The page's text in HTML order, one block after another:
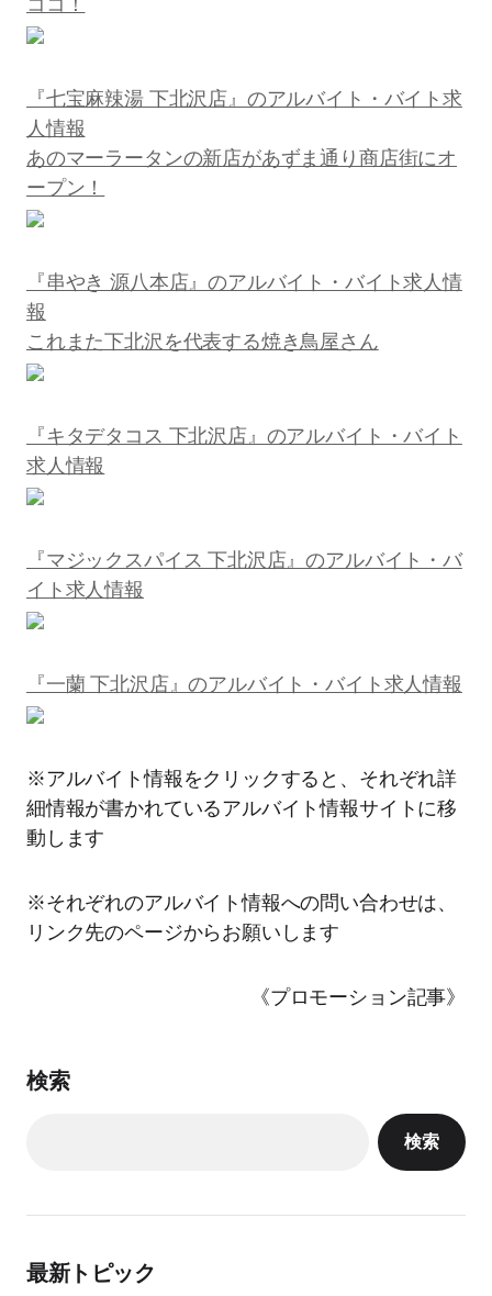
ココ！
『七宝麻辣湯 下北沢店』のアルバイト・バイト求
人情報
あのマーラータンの新店があずま通り商店街にオ
ープン！
『串やき 源八本店』のアルバイト・バイト求人情
報
これまた下北沢を代表する焼き鳥屋さん
『キタデタコス 下北沢店』のアルバイト・バイト
求人情報
『マジックスパイス 下北沢店』のアルバイト・バ
イト求人情報
『一蘭 下北沢店』のアルバイト・バイト求人情報
※アルバイト情報をクリックすると、それぞれ詳
細情報が書かれているアルバイト情報サイトに移
動します
※それぞれのアルバイト情報への問い合わせは、
リンク先のページからお願いします
《プロモーション記事》
検索
検索
最新トピック